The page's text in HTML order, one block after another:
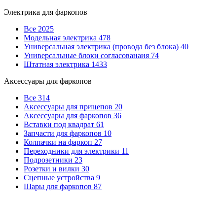
Электрика для фаркопов
Все 2025
Модельная электрика 478
Универсальная электрика (провода без блока) 40
Универсальные блоки согласованаия 74
Штатная электрика 1433
Аксессуары для фаркопов
Все 314
Аксессуары для прицепов 20
Аксессуары для фаркопов 36
Вставки под квадрат 61
Запчасти для фаркопов 10
Колпачки на фаркоп 27
Переходники для электрики 11
Подрозетники 23
Розетки и вилки 30
Сцепные устройства 9
Шары для фаркопов 87